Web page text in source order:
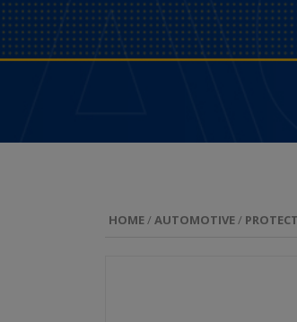
HOME/AUTOMOTIVE/